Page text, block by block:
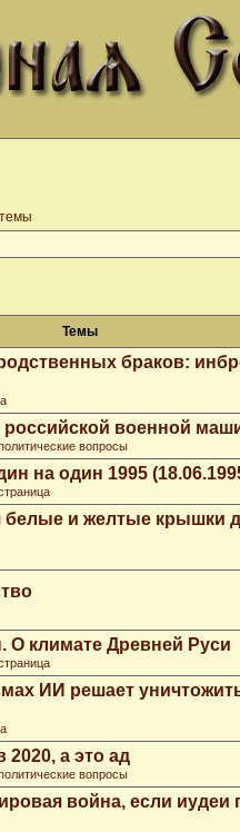
Темы
браков:
военной
вопросы
на один 1995
белые и желтые крышки
О климате Древней Руси
ИИ решает
а это ад
вопросы
война, если иудеи